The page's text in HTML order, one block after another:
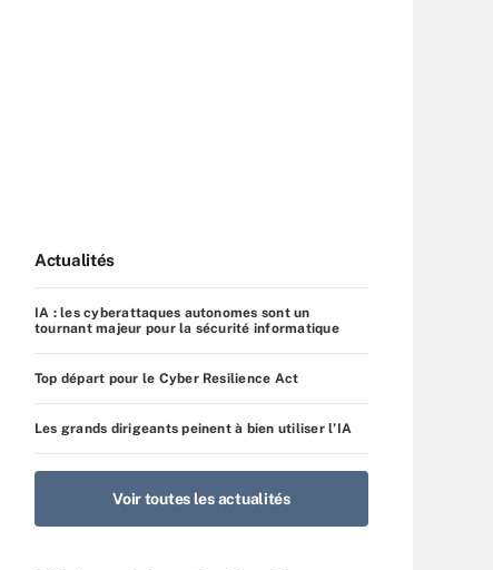
Actualités
IA : les cyberattaques autonomes sont un
tournant majeur pour la sécurité informatique
Top départ pour le Cyber Resilience Act
Les grands dirigeants peinent à bien utiliser l’IA
Voir toutes les actualités